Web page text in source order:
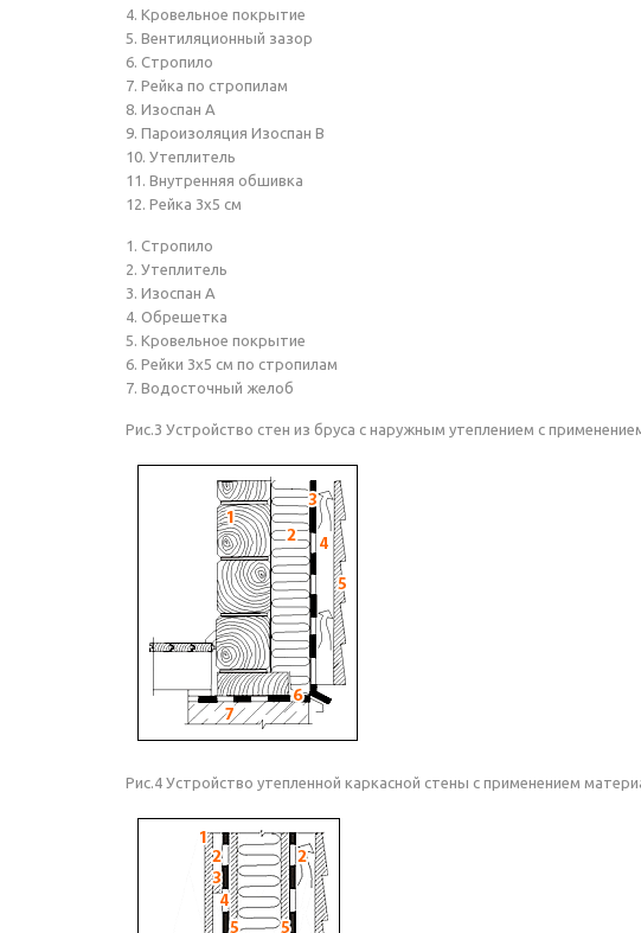
4. Кровельное покрытие
5. Вентиляционный зазор
6. Стропило
7. Рейка по стропилам
8. Изоспан А
9. Пароизоляция Изоспан B
10. Утеплитель
11. Внутренняя обшивка
12. Рейка 3х5 см
1. Стропило
2. Утеплитель
3. Изоспан А
4. Обрешетка
5. Кровельное покрытие
6. Рейки 3х5 см по стропилам
7. Водосточный желоб
Рис.3 Устройство стен из бруса с наружным утеплением с
Рис.4 Устройство утепленной каркасной стены с применением